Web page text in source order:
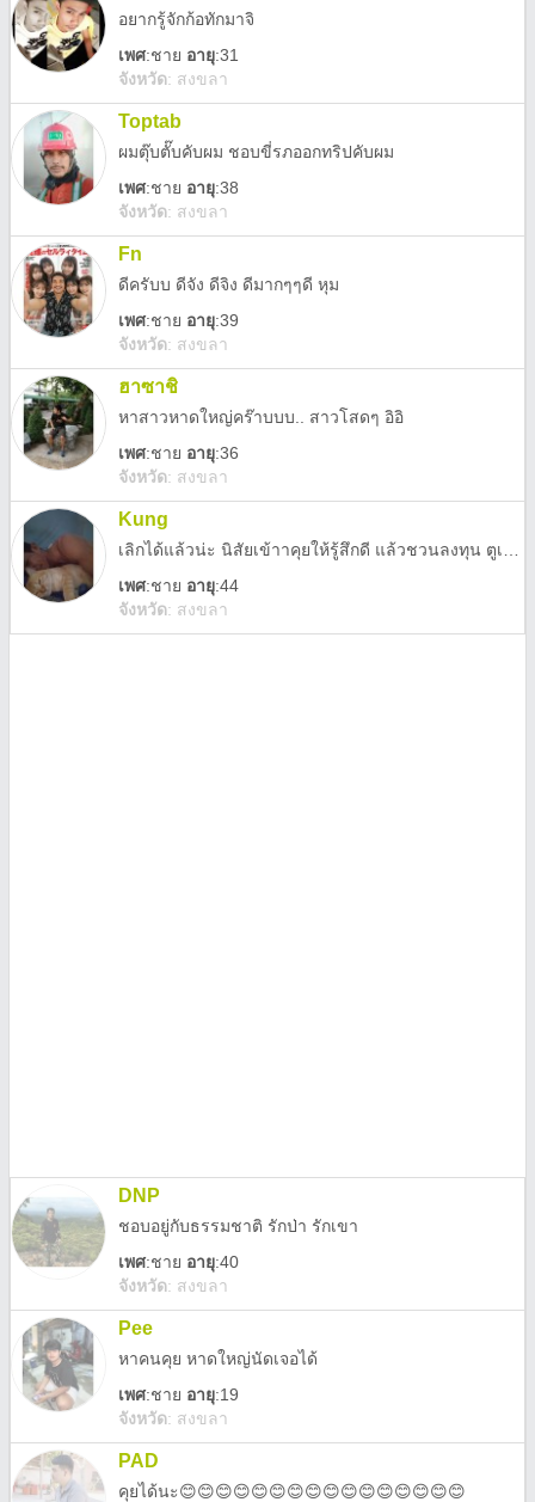
อยากรู้จักก้อทักมาจิ
เพศ:ชาย อายุ:31
จังหวัด: สงขลา
Toptab
ผมตุ๊บตั๊บคับผม ชอบขี่รภออกทริปคับผม
เพศ:ชาย อายุ:38
จังหวัด: สงขลา
Fn
ดีครับบ ดีจัง ดีจิง ดีมากๆๆดี หุม
เพศ:ชาย อายุ:39
จังหวัด: สงขลา
ฮาซาชิ
หาสาวหาดใหญ่คร๊าบบบ.. สาวโสดๆ อิอิ
เพศ:ชาย อายุ:36
จังหวัด: สงขลา
Kung
เพศ:ชาย อายุ:44
จังหวัด: สงขลา
DNP
ชอบอยู่กับธรรมชาติ รักป่า รักเขา
เพศ:ชาย อายุ:40
จังหวัด: สงขลา
Pee
หาคนคุย หาดใหญ่นัดเจอได้
เพศ:ชาย อายุ:19
จังหวัด: สงขลา
PAD
คุยได้นะ😊😊😊😊😊😊😊😊😊😊😊😊😊😊😊😊